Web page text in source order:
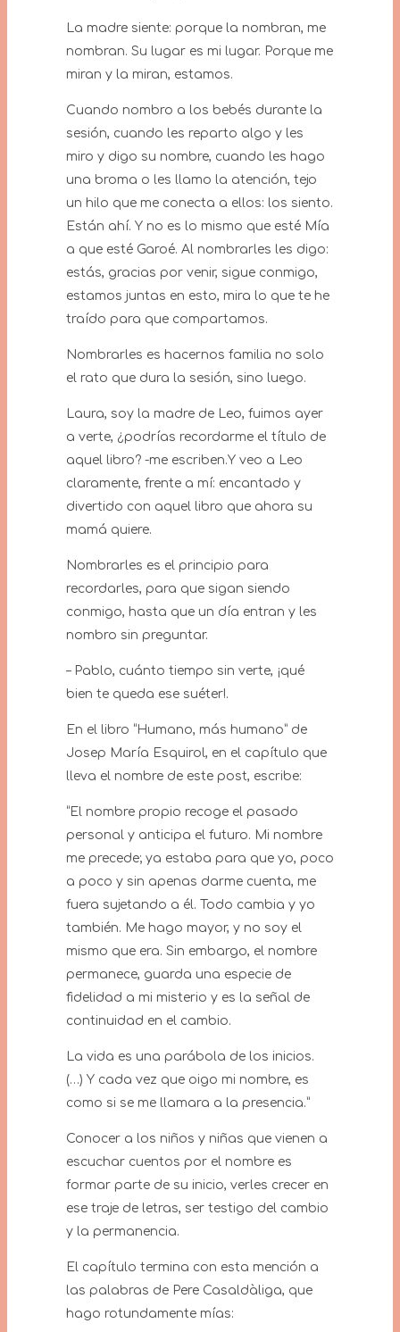
La madre siente: porque la nombran, me
nombran. Su lugar es mi lugar. Porque me
miran y la miran, estamos.
Cuando nombro a los bebés durante la
sesión, cuando les reparto algo y les
miro y digo su nombre, cuando les hago
una broma o les llamo la atención, tejo
un hilo que me conecta a ellos: los siento.
Están ahí. Y no es lo mismo que esté Mía
a que esté Garoé. Al nombrarles les digo:
estás, gracias por venir, sigue conmigo,
estamos juntas en esto, mira lo que te he
traído para que compartamos.
Nombrarles es hacernos familia no solo
el rato que dura la sesión, sino luego.
Laura, soy la madre de Leo, fuimos ayer
a verte, ¿podrías recordarme el título de
aquel libro? -me escriben.Y veo a Leo
claramente, frente a mí: encantado y
divertido con aquel libro que ahora su
mamá quiere.
Nombrarles es el principio para
recordarles, para que sigan siendo
conmigo, hasta que un día entran y les
nombro sin preguntar.
– Pablo, cuánto tiempo sin verte, ¡qué
bien te queda ese suéter!.
En el libro “Humano, más humano” de
Josep María Esquirol, en el capítulo que
lleva el nombre de este post, escribe:
“El nombre propio recoge el pasado
personal y anticipa el futuro. Mi nombre
me precede; ya estaba para que yo, poco
a poco y sin apenas darme cuenta, me
fuera sujetando a él. Todo cambia y yo
también. Me hago mayor, y no soy el
mismo que era. Sin embargo, el nombre
permanece, guarda una especie de
fidelidad a mi misterio y es la señal de
continuidad en el cambio.
La vida es una parábola de los inicios.
(…) Y cada vez que oigo mi nombre, es
como si se me llamara a la presencia.”
Conocer a los niños y niñas que vienen a
escuchar cuentos por el nombre es
formar parte de su inicio, verles crecer en
ese traje de letras, ser testigo del cambio
y la permanencia.
El capítulo termina con esta mención a
las palabras de Pere Casaldàliga, que
hago rotundamente mías: